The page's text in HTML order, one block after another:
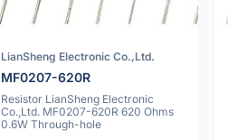
LianSheng Electronic Co.,Ltd.
MF0207-620R
Resistor LianSheng Electronic
Co.,Ltd. MF0207-620R 620 Ohms
0.6W Through-hole